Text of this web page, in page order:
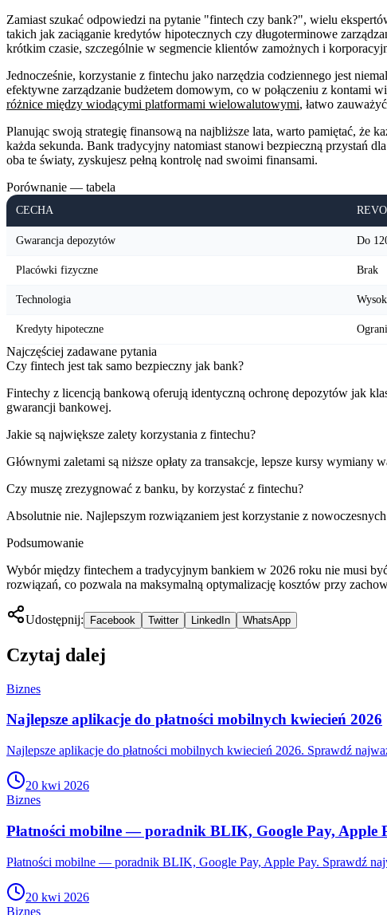
Zamiast szukać odpowiedzi na pytanie "fintech czy bank?", wielu
takich jak zaciąganie kredytów hipotecznych czy długoterminowe
krótkim czasie, szczególnie w segmencie klientów zamożnych i
Jednocześnie, korzystanie z fintechu jako narzędzia codziennego jest
efektywne zarządzanie budżetem domowym, co w połączeniu z
różnice między wiodącymi platformami wielowalutowymi, łatwo
Planując swoją strategię finansową na najbliższe lata, warto pamiętać, że
każda sekunda. Bank tradycyjny natomiast stanowi bezpieczną przystań
oba te światy, zyskujesz pełną kontrolę nad swoimi finansami.
Porównanie — tabela
CECHA
Gwarancja depozytów Do
Placówki fizyczne Brak
Technologia
Kredyty hipoteczne
Najczęściej zadawane pytania
Czy fintech jest tak samo bezpieczny jak bank?
Fintechy z licencją bankową oferują identyczną ochronę depozytów jak
gwarancji bankowej.
Jakie są największe zalety korzystania z fintechu?
Głównymi zaletami są niższe opłaty za transakcje, lepsze kursy
Czy muszę zrezygnować z banku, by korzystać z fintechu?
Absolutnie nie. Najlepszym rozwiązaniem jest korzystanie z
Podsumowanie
Wybór między fintechem a tradycyjnym bankiem w 2026 roku nie musi
rozwiązań, co pozwala na maksymalną optymalizację kosztów przy
Udostępnij: Facebook Twitter LinkedIn WhatsApp
Czytaj dalej
Biznes
Najlepsze aplikacje do płatności mobilnych kwiecień 2026
Najlepsze aplikacje do płatności mobilnych kwiecień 2026. Sprawdź
20 kwi 2026
Biznes
Płatności mobilne — poradnik BLIK, Google Pay, Apple
Płatności mobilne — poradnik BLIK, Google Pay, Apple Pay. Sprawdź
20 kwi 2026
Biznes